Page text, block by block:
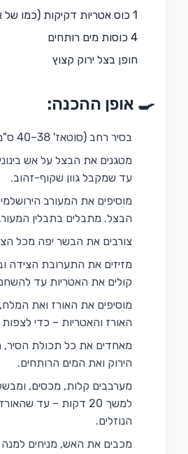
1 כוס אטריות דקיקות (כמו של אסם)
4 כוסות מים רותחים
חופן בצל ירוק קצוץ
🍳 אופן ההכנה:
בסיר רחב (סוטאז' 38–40 ס"מ) מחממים שמן זית.
מטגנים את הבצל על אש
עד שמקבל גוון שקוף-זהוב.
מוסיפים את המעורב
הבצל. מתבלים בתבלין
צורבים את הבשר יפה מכל
מזיזים את התערובת הצידה
קולים את האטריות עד
מוסיפים את האורז ואת
האורז והאטריות – כדי
מאחדים את כל תכולת הסיר,
הירוק ואת המים הרותחים.
מערבבים קלות, מכסים,
למשך 20 דקות – עד
הנוזלים.